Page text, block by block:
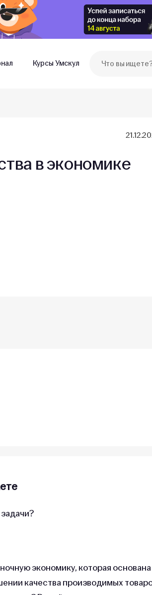
Курсы Умскул
в экономике
экономику, которая
качества производимых